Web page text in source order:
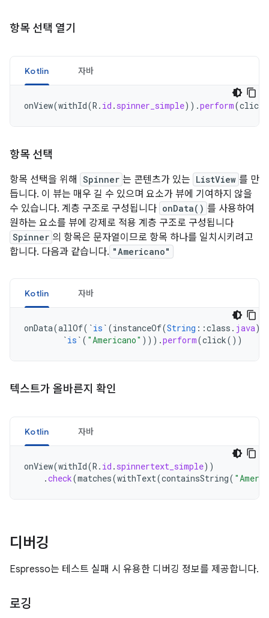
항목 선택 열기
Kotlin 자바
onView(withId(R . id . spinner_simple)).perform(click
항목 선택
항목 선택을 위해 Spinner 는 콘텐츠가 있는 ListView 를 만
듭니다. 이 뷰는 매우 길 수 있으며 요소가 뷰에 기여하지 않을
수 있습니다. 계층 구조로 구성됩니다 onData() 를 사용하여
원하는 요소를 뷰에 강제로 적용 계층 구조로 구성됩니다
Spinner 의 항목은 문자열이므로 항목 하나를 일치시키려고
합니다. 다음과 같습니다. "Americano"
Kotlin 자바
onData(allOf( `is ` (instanceOf(String ::class . java
`is ` ( "Americano" ))).perform(click())
텍스트가 올바른지 확인
Kotlin 자바
onView(withId(R . id . spinnertext_simple))
.check(matches(withText(containsString(
디버깅
Espresso는 테스트 실패 시 유용한 디버깅 정보를 제공합니다.
로깅